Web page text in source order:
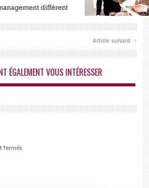
Article suivant ›
ÉGALEMENT VOUS INTÉRESSER
fermés.